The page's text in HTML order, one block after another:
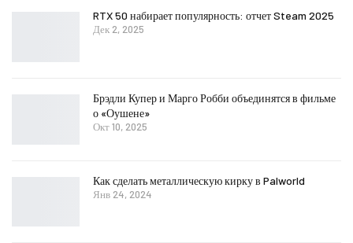
RTX 50 набирает популярность: отчет Steam 2025
Дек 2, 2025
Брэдли Купер и Марго Робби объединятся в фильме
о «Оушене»
Окт 10, 2025
Как сделать металлическую кирку в Palworld
Янв 24, 2024